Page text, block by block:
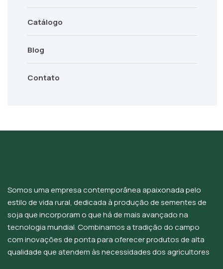
Catálogo
Blog
Contato
Somos uma empresa contemporânea apaixonada pelo
estilo de vida rural, dedicada à produção de sementes de
soja que incorporam o que há de mais avançado na
tecnologia mundial. Combinamos a tradição do campo
com inovações de ponta para oferecer produtos de alta
qualidade que atendem às necessidades dos agricultores